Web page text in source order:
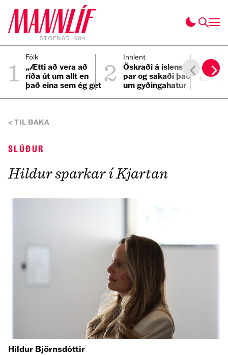
STOFNAÐ 1984
1 Fólk
„Ætti að vera að
ríða út um allt en
það eina sem ég get 2 Innlent
Öskraði á íslenskt
par og sakaði það
um gyðingahatur
3
TIL BAKA
SLÚÐUR
Hildur sparkar í Kjartan
Hildur Björnsdóttir